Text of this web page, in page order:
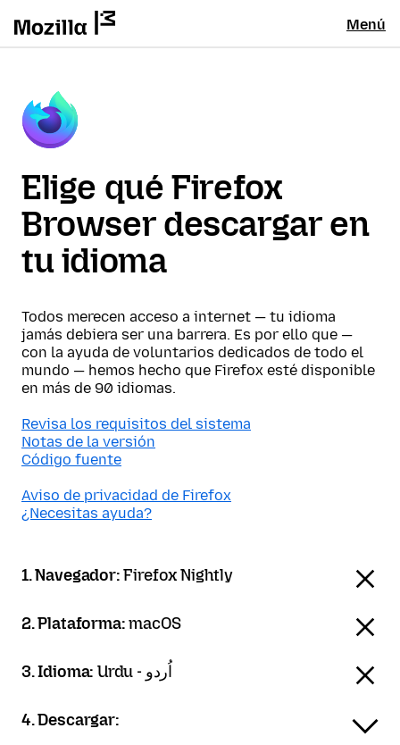
Menú
Elige qué Firefox
Browser descargar en
tu idioma
Todos merecen acceso a internet — tu idioma
jamás debiera ser una barrera. Es por ello que —
con la ayuda de voluntarios dedicados de todo el
mundo — hemos hecho que Firefox esté disponible
en más de 90 idiomas.
Revisa los requisitos del sistema
Notas de la versión
Código fuente
Aviso de privacidad de Firefox
¿Necesitas ayuda?
1. Navegador:Firefox Nightly
2. Plataforma:macOS
3. Idioma: Urdu - اُردو
4. Descargar: